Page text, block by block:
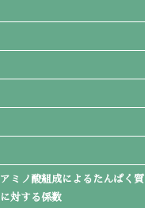
アミノ酸組成によるたんぱく質
に対する係数